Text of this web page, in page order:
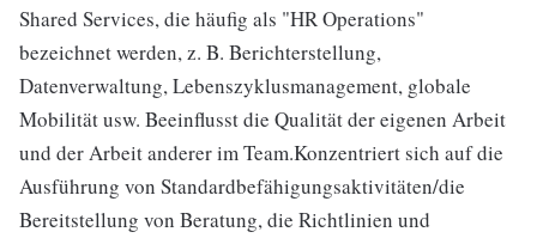
Shared Services, die häufig als "HR Operations"
bezeichnet werden, z. B. Berichterstellung,
Datenverwaltung, Lebenszyklusmanagement, globale
Mobilität usw. Beeinflusst die Qualität der eigenen Arbeit
und der Arbeit anderer im Team.Konzentriert sich auf die
Ausführung von Standardbefähigungsaktivitäten/die
Bereitstellung von Beratung, die Richtlinien und